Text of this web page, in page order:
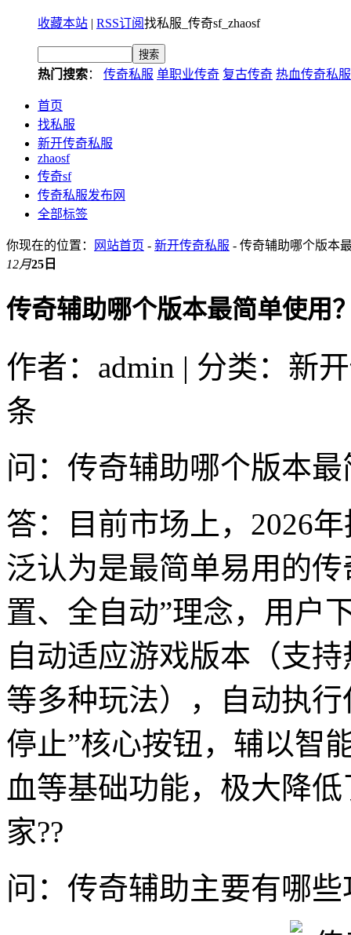
收藏本站 | RSS订阅找私服_传奇sf_zhaosf
热门搜索： 传奇私服 单职业传奇 复古传奇 热血传奇私服
首页
找私服
新开传奇私服
zhaosf
传奇sf
传奇私服发布网
全部标签
你现在的位置： 网站首页 - 新开传奇私服 - 传奇辅助哪个版本
12月25日
传奇辅助哪个版本最简单使用
作者：admin | 分类：新
条
问：传奇辅助哪个版本
答：目前市场上，2026
泛认为是最简单易用的
置、全自动”理念，用户
自动适应游戏版本（支
等多种玩法），自动执
停止”核心按钮，辅以智
血等基础功能，极大降
家??
问：传奇辅助主要有哪